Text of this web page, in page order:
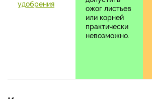
удобрения
ожог листьев
или корней
практически
невозможно.